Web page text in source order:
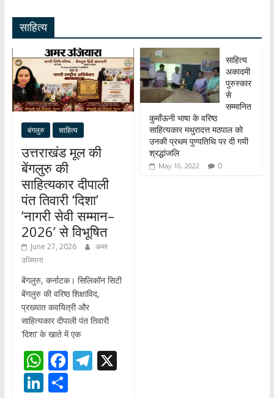
A
p
p
o
k
m
e
dI
n
साहित्य
बंगलुरु साहित्य
उत्तराखंड मूल की
बेंगलुरु की
साहित्यकार दीपाली
पंत तिवारी ‘दिशा’
‘नागरी सेवी सम्मान–
2026’ से विभूषित
June 27, 2026
अमर
उजियारा
बेंगलुरु, कर्नाटक। सिलिकॉन सिटी
बेंगलुरु की वरिष्ठ शिक्षाविद,
प्रख्यात कवयित्री और
साहित्यकार दीपाली पंत तिवारी
‘दिशा’ के खाते में एक
W
h
F
ac
T X
Li S
साहित्य
अकादमी
पुरुस्कार
से
सम्मानित
कुमाँऊनी भाषा के वरिष्ठ
साहित्यकार मथुरादत्त मठपाल को
उनकी प्रथम पुण्यतिथि पर दी गयी
श्रद्धांजलि
May 10, 2022 0